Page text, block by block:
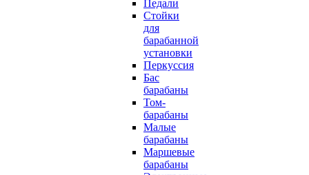
Педали
Стойки
для
барабанной
установки
Перкуссия
Бас
барабаны
Том-
барабаны
Малые
барабаны
Маршевые
барабаны